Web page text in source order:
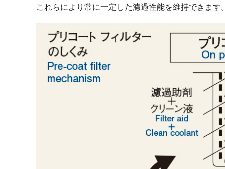
これらにより常に一定した濾過性能を維持できます